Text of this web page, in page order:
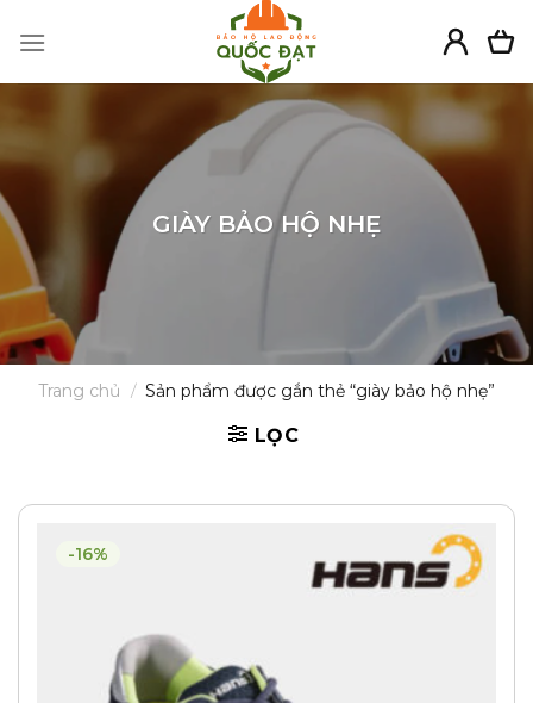
GIÀY BẢO HỘ NHẸ
Trang chủ / Sản phẩm được gắn thẻ “giày bảo hộ nhẹ”
LỌC
-16%